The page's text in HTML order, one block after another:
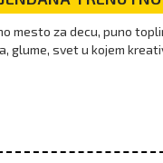
mesto za decu, puno
glume, svet u kojem